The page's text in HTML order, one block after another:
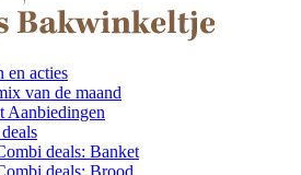
en acties
van de maand
Aanbiedingen
deals: Banket
deals: Brood